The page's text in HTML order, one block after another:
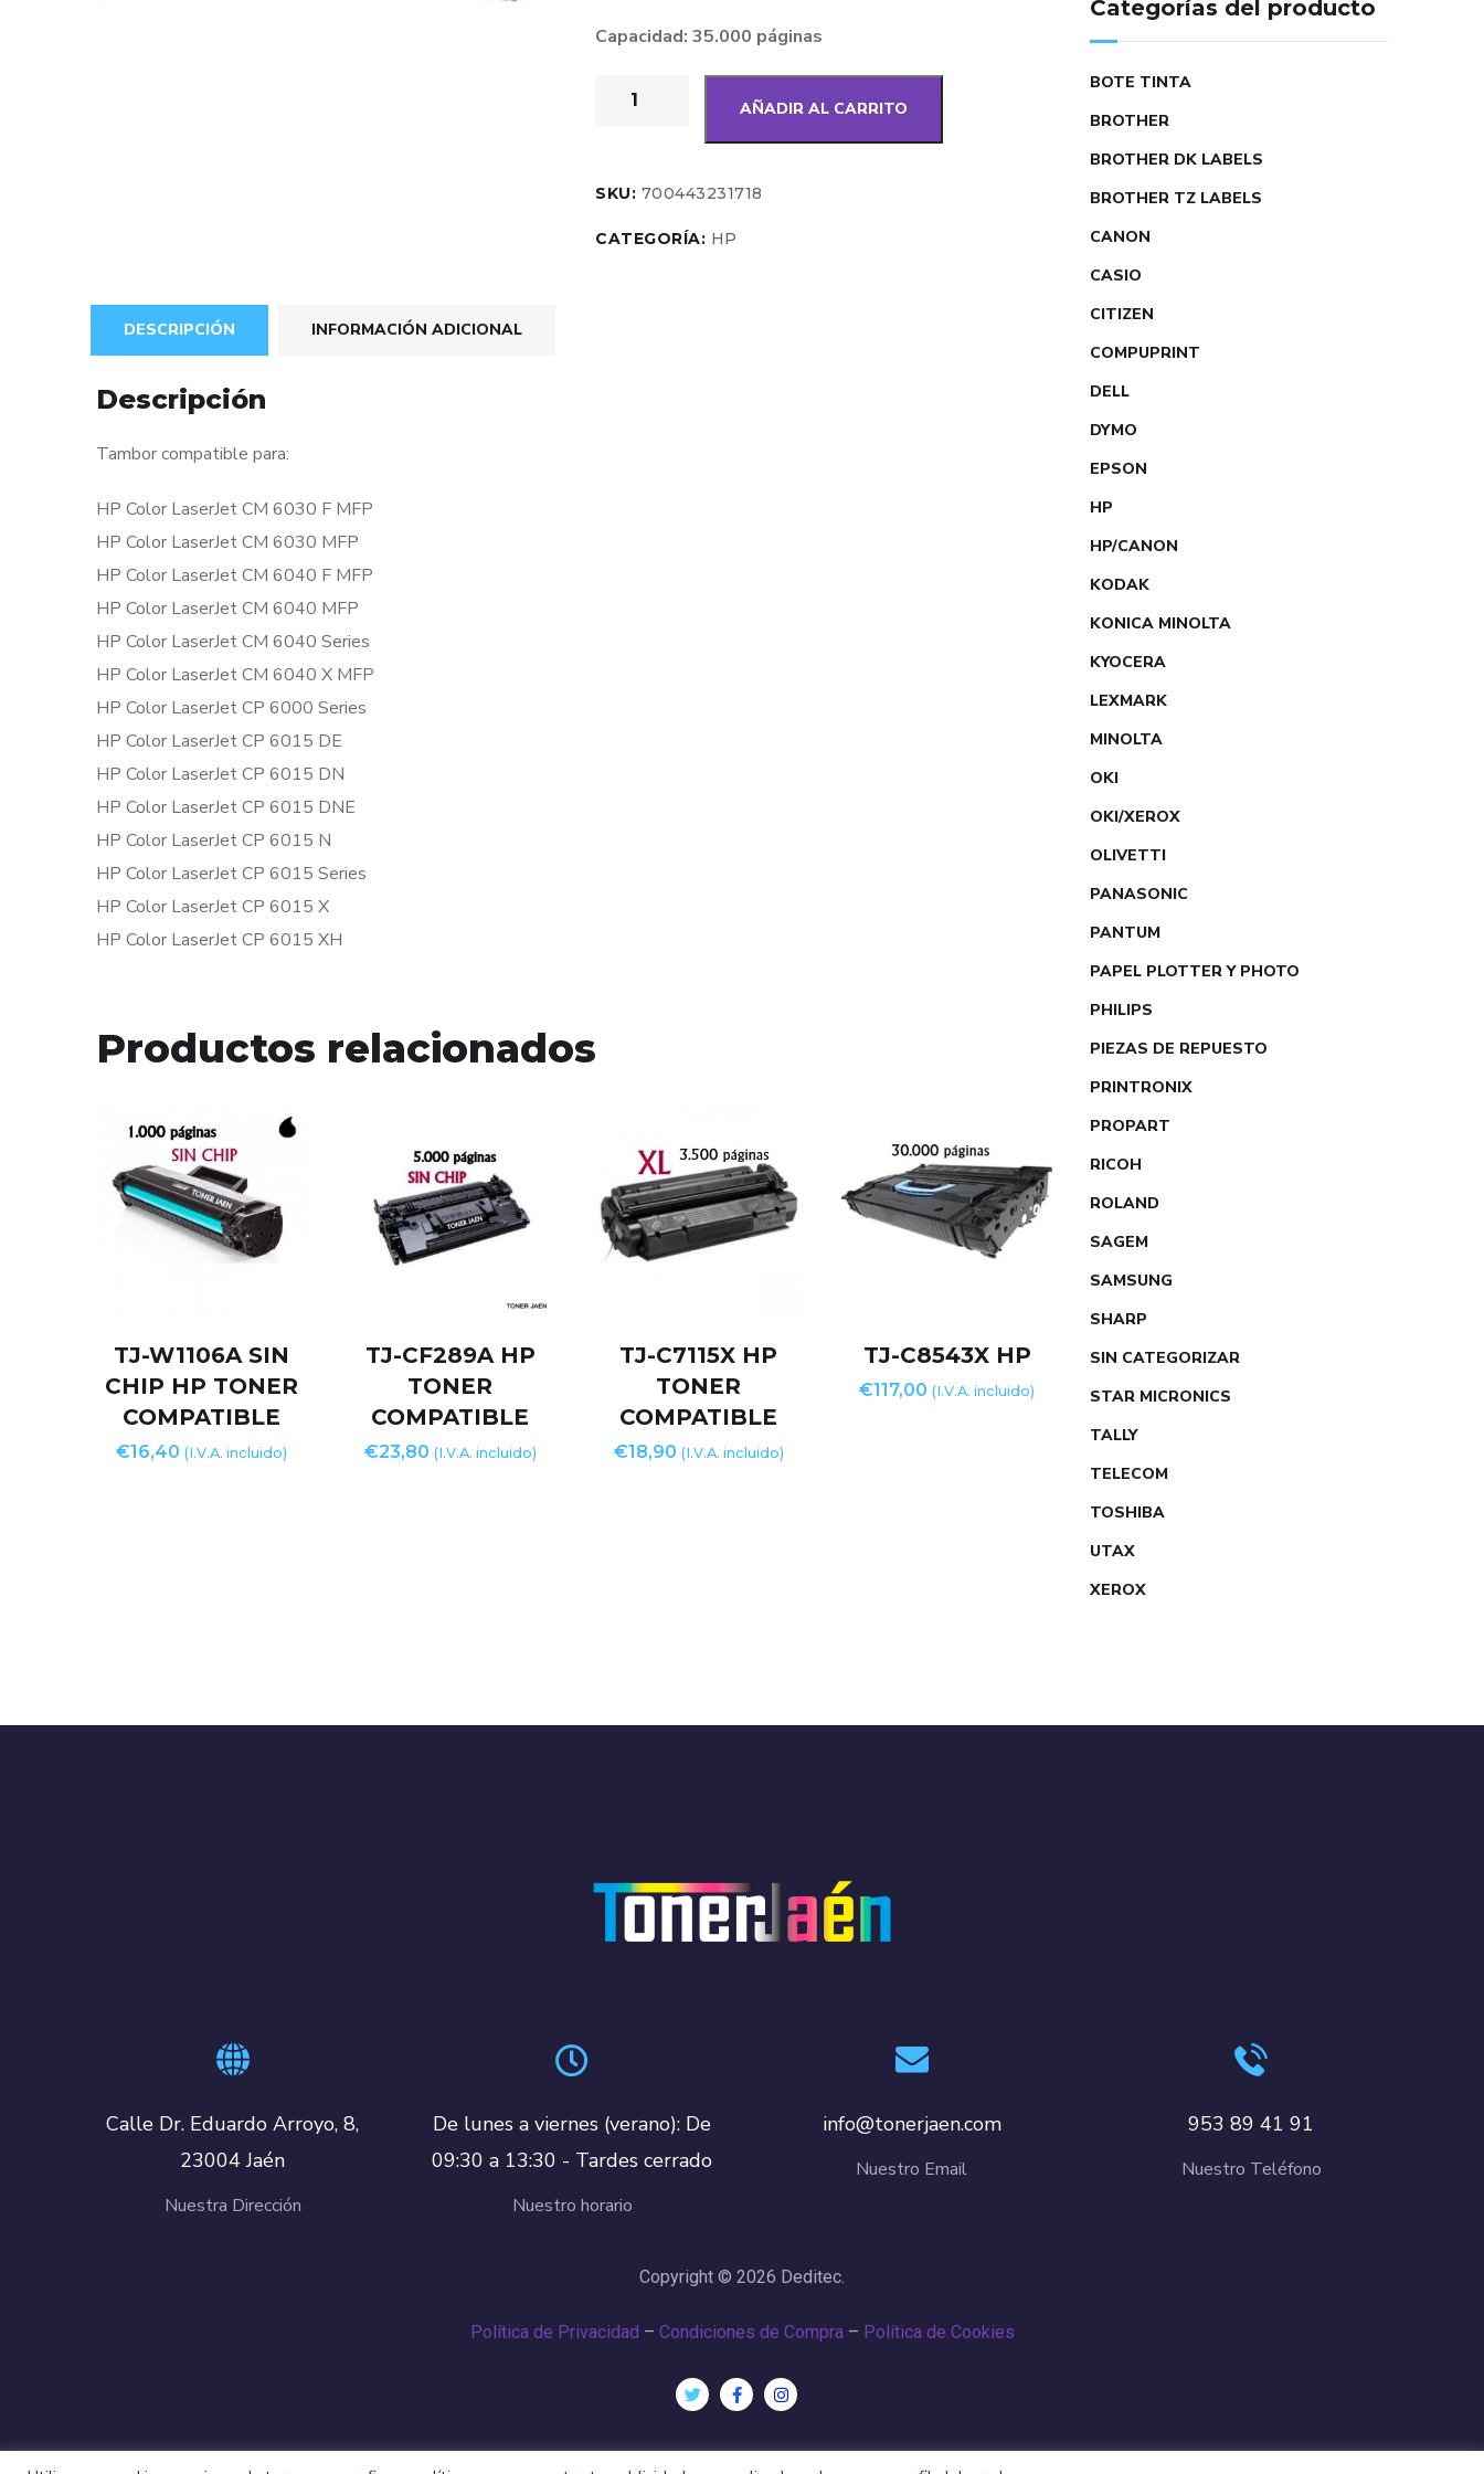
Capacidad: 35.000 páginas
AÑADIR AL CARRITO
SKU: 700443231718
CATEGORÍA: HP
DESCRIPCIÓN INFORMACIÓN ADICIONAL
Descripción
Tambor compatible para:
HP Color LaserJet CM 6030 F MFP
HP Color LaserJet CM 6030 MFP
HP Color LaserJet CM 6040 F MFP
HP Color LaserJet CM 6040 MFP
HP Color LaserJet CM 6040 Series
HP Color LaserJet CM 6040 X MFP
HP Color LaserJet CP 6000 Series
HP Color LaserJet CP 6015 DE
HP Color LaserJet CP 6015 DN
HP Color LaserJet CP 6015 DNE
HP Color LaserJet CP 6015 N
HP Color LaserJet CP 6015 Series
HP Color LaserJet CP 6015 X
HP Color LaserJet CP 6015 XH
Productos relacionados
TJ-W1106A SIN
CHIP HP TONER
COMPATIBLE
€16,40 (I.V.A. incluido)
TJ-CF289A HP
TONER
COMPATIBLE
€23,80 (I.V.A. incluido)
TJ-C7115X HP
TONER
COMPATIBLE
€18,90 (I.V.A. incluido)
TJ-C8543X HP
€117,00 (I.V.A. incluido)
Categorías del producto
BOTE TINTA
BROTHER
BROTHER DK LABELS
BROTHER TZ LABELS
CANON
CASIO
CITIZEN
COMPUPRINT
DELL
DYMO
EPSON
HP
HP/CANON
KODAK
KONICA MINOLTA
KYOCERA
LEXMARK
MINOLTA
OKI
OKI/XEROX
OLIVETTI
PANASONIC
PANTUM
PAPEL PLOTTER Y PHOTO
PHILIPS
PIEZAS DE REPUESTO
PRINTRONIX
PROPART
RICOH
ROLAND
SAGEM
SAMSUNG
SHARP
SIN CATEGORIZAR
STAR MICRONICS
TALLY
TELECOM
TOSHIBA
UTAX
XEROX
Calle Dr. Eduardo Arroyo, 8,
23004 Jaén
Nuestra Dirección
De lunes a viernes (verano): De
09:30 a 13:30 - Tardes cerrado
Nuestro horario
info@tonerjaen.com
Nuestro Email
953 89 41 91
Nuestro Teléfono
Copyright © 2026 Deditec.
Política de Privacidad – Condiciones de Compra– Política de Cookies